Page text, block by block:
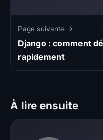
Page suivante →
Django : comment
rapidement
À lire ensuite